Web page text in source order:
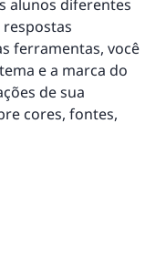
alunos diferentes
ferramentas, você
e a marca do
de sua
cores, fontes,